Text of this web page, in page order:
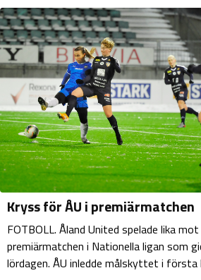
Kryss för ÅU i premiärmatchen
FOTBOLL. Åland United spelade lika
premiärmatchen i Nationella ligan som
lördagen. ÅU inledde målskyttet i första